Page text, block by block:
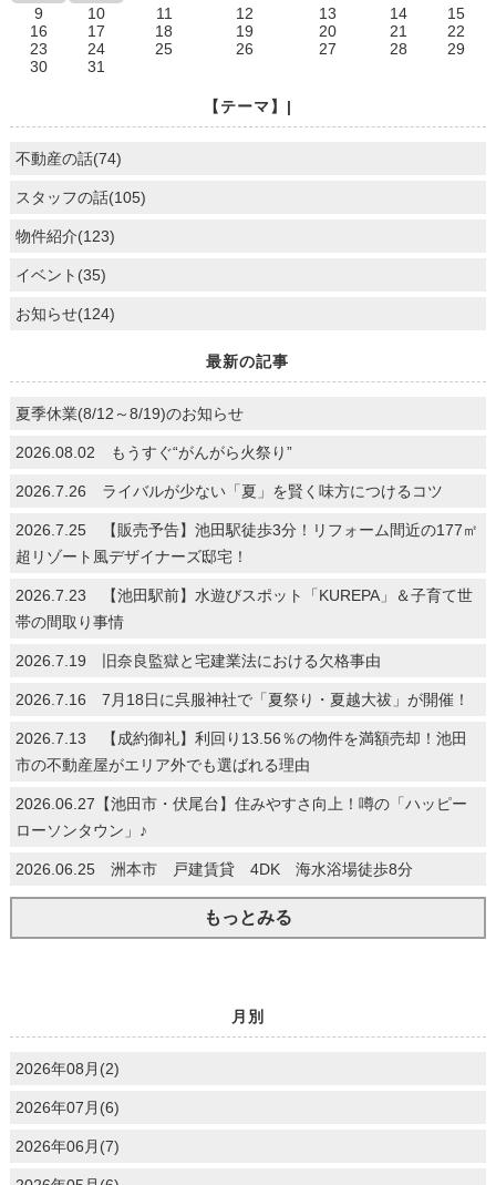
9
10 11 12 13 14
15
16
17 18 19 20 21
22
23
24 25 26 27 28
29
30
31
【テーマ】|
不動産の話(74)
スタッフの話(105)
物件紹介(123)
イベント(35)
お知らせ(124)
最新の記事
夏季休業(8/12～8/19)のお知らせ
2026.08.02 もうすぐ“がんがら火祭り”
2026.7.26 ライバルが少ない「夏」を賢く味方につけるコツ
2026.7.25 【販売予告】池田駅徒歩3分！リフォーム間近の177㎡
超リゾート風デザイナーズ邸宅！
2026.7.23 【池田駅前】水遊びスポット「KUREPA」＆子育て世
帯の間取り事情
2026.7.19 旧奈良監獄と宅建業法における欠格事由
2026.7.16 7月18日に呉服神社で「夏祭り・夏越大祓」が開催！
2026.7.13 【成約御礼】利回り13.56％の物件を満額売却！池田
市の不動産屋がエリア外でも選ばれる理由
2026.06.27【池田市・伏尾台】住みやすさ向上！噂の「ハッピー
ローソンタウン」♪
2026.06.25 洲本市 戸建賃貸 4DK 海水浴場徒歩8分
もっとみる
月別
2026年08月(2)
2026年07月(6)
2026年06月(7)